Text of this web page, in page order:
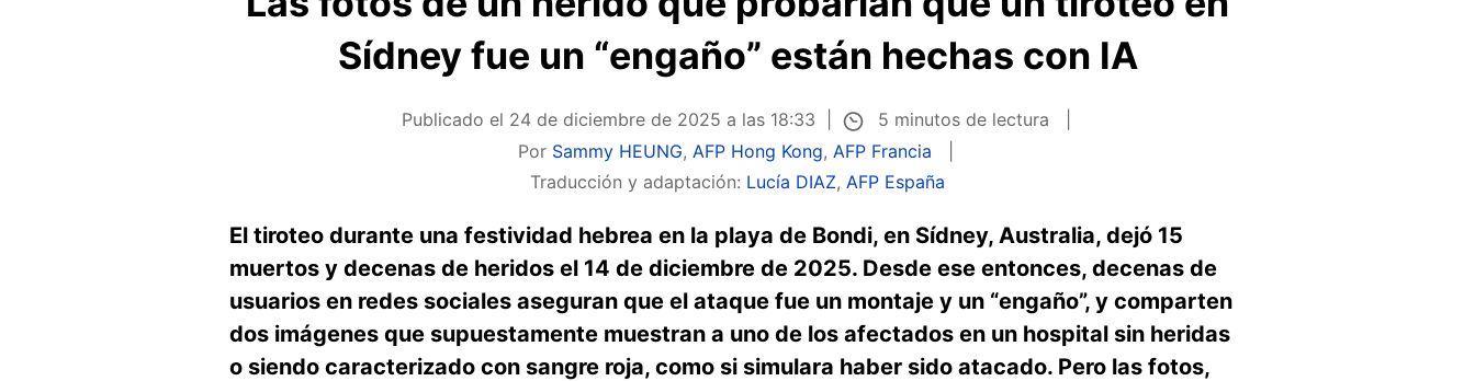
Sídney fue un “engaño” están hechas con IA
Publicado el 24 de diciembre de 2025 a las 18:33
5 minutos de lectura
Por Sammy HEUNG, AFP Hong Kong, AFP Francia
Traducción y adaptación: Lucía DIAZ, AFP España
El tiroteo durante una festividad hebrea en la playa de Bondi, en Sídney, Australia, dejó 15
muertos y decenas de heridos el 14 de diciembre de 2025. Desde ese entonces, decenas de
usuarios en redes sociales aseguran que el ataque fue un montaje y un “engaño”, y comparten
dos imágenes que supuestamente muestran a uno de los afectados en un hospital sin heridas
o siendo caracterizado con sangre roja, como si simulara haber sido atacado. Pero las fotos,